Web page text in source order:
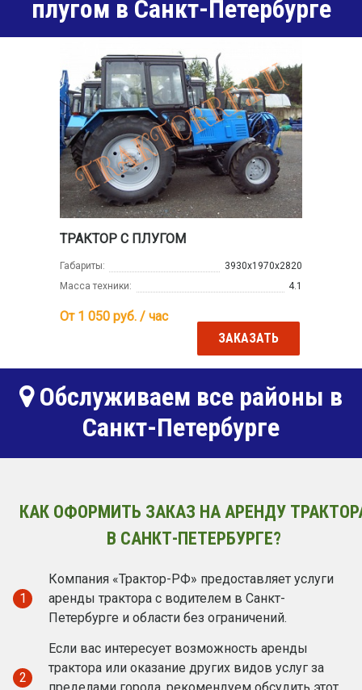
плугом в Санкт-Петербурге
ТРАКТОР С ПЛУГОМ
Габариты:
3930х1970х2820
Масса техники:
4.1
От 1 050 руб. / час
ЗАКАЗАТЬ
Обслуживаем все районы в
Санкт-Петербурге
КАК ОФОРМИТЬ ЗАКАЗ НА АРЕНДУ
В САНКТ-ПЕТЕРБУРГЕ?
1
Компания «Трактор-РФ» предоставляет услуги
аренды трактора с водителем в Санкт-
Петербурге и области без ограничений.
2
Если вас интересует возможность аренды
трактора или оказание других видов услуг за